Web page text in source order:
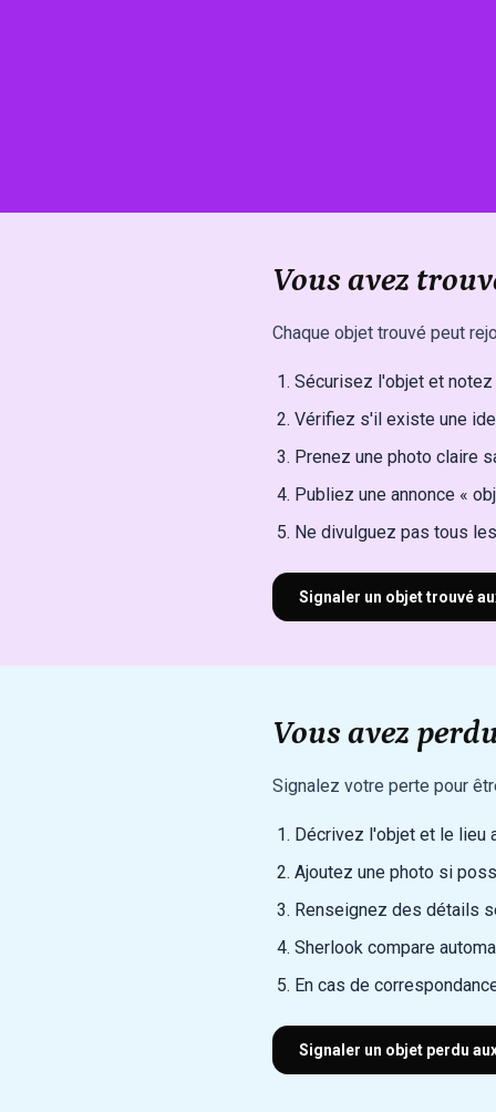
Vous avez
Chaque objet trouvé peut
Sécurisez l'objet et
Vérifiez s'il existe une
Prenez une photo claire
Publiez une annonce «
Ne divulguez pas tous
Signaler un objet trouvé
Vous avez
Signalez votre perte pour
Décrivez l'objet et le lieu
Ajoutez une photo si
Renseignez des détails
Sherlook compare
En cas de
Signaler un objet perdu